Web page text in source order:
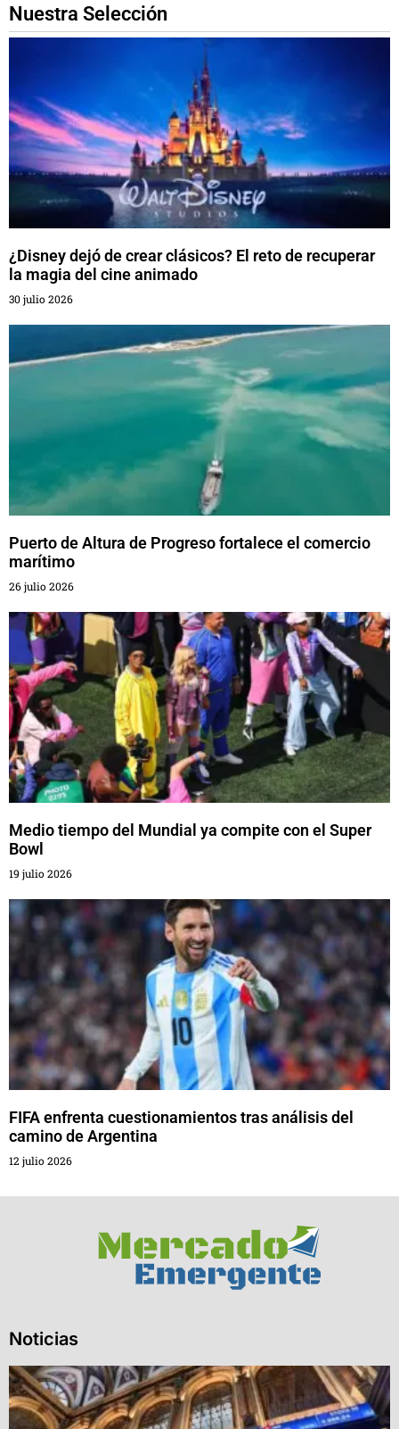
Nuestra Selección
¿Disney dejó de crear clásicos? El reto de recuperar
la magia del cine animado
30 julio 2026
Puerto de Altura de Progreso fortalece el comercio
marítimo
26 julio 2026
Medio tiempo del Mundial ya compite con el Super
Bowl
19 julio 2026
FIFA enfrenta cuestionamientos tras análisis del
camino de Argentina
12 julio 2026
Noticias